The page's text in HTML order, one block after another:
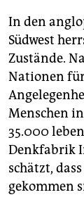
In den
Südwest
Zustände.
Nationen
Menschen
35.000
Denkfabrik
schätzt,
gekommen